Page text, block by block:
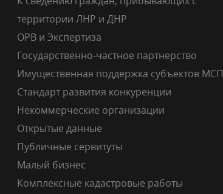
территории ЛНР и ДНР
ОРВ и Экспертиза
Государственно-частное партнерство
Имущественная поддержка субъектов МСП
Стандарт развития конкуренции
Некоммерческие организации
Открытые данные
Публичные сервитуты
Малый бизнес
Комплексные кадастровые работы